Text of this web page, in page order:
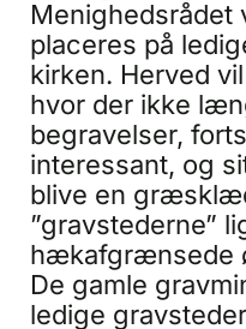
Menighedsrådet
placeres på
kirken. Herved
hvor der ikke
begravelser,
interessant, og
blive en
”gravstederne”
hækafgrænsede
De gamle
ledige